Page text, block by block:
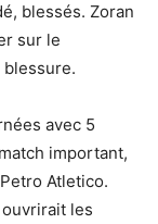
blessés. Zoran
sur le
avec 5
important,
Atletico.
les